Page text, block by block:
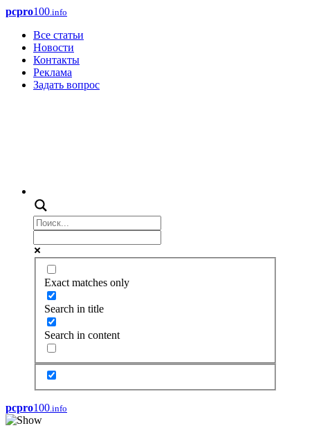
pcpro100.info
Все статьи
Новости
Контакты
Реклама
Задать вопрос
Exact matches only
Search in title
Search in content
pcpro100.info